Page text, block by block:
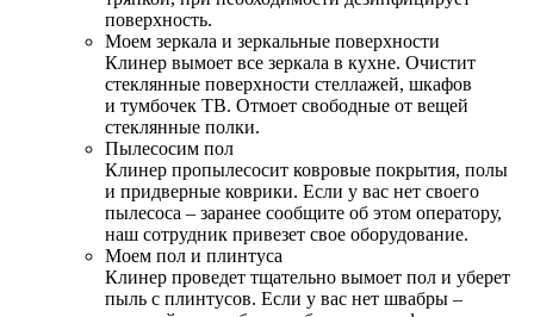
поверхность.
Моем зеркала и зеркальные поверхности
Клинер вымоет все зеркала в кухне. Очистит
стеклянные поверхности стеллажей, шкафов
и тумбочек ТВ. Отмоет свободные от вещей
стеклянные полки.
Пылесосим пол
Клинер пропылесосит ковровые покрытия, полы
и придверные коврики. Если у вас нет своего
пылесоса – заранее сообщите об этом оператору,
наш сотрудник привезет свое оборудование.
Моем пол и плинтуса
Клинер проведет тщательно вымоет пол и уберет
пыль с плинтусов. Если у вас нет швабры –